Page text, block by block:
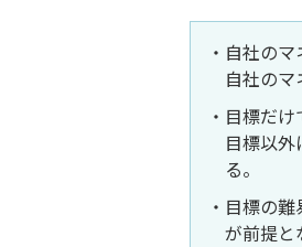
自社の
自社のマ
目標だ
目標以
る。
目標の
が前提と